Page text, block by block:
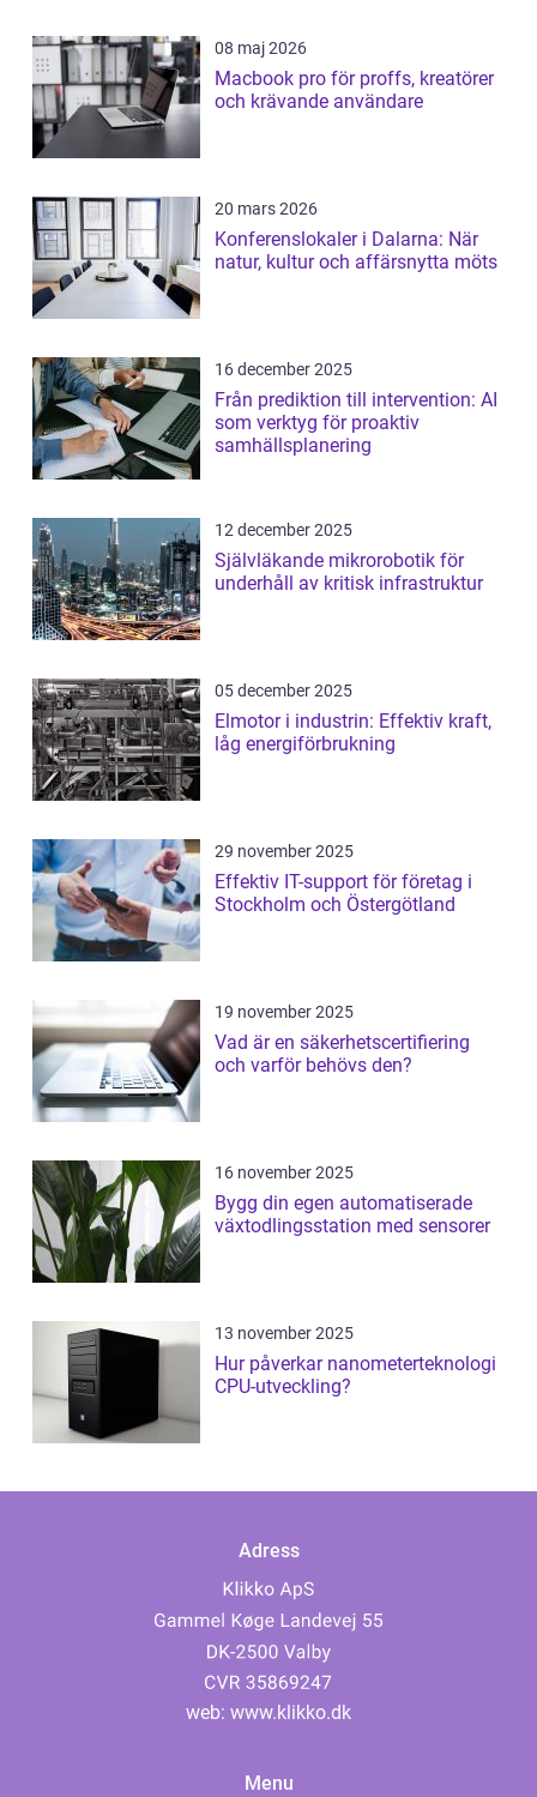
08 maj 2026
Macbook pro för proffs, kreatörer
och krävande användare
20 mars 2026
Konferenslokaler i Dalarna: När
natur, kultur och affärsnytta möts
16 december 2025
Från prediktion till intervention: AI
som verktyg för proaktiv
samhällsplanering
12 december 2025
Självläkande mikrorobotik för
underhåll av kritisk infrastruktur
05 december 2025
Elmotor i industrin: Effektiv kraft,
låg energiförbrukning
29 november 2025
Effektiv IT-support för företag i
Stockholm och Östergötland
19 november 2025
Vad är en säkerhetscertifiering
och varför behövs den?
16 november 2025
Bygg din egen automatiserade
växtodlingsstation med sensorer
13 november 2025
Hur påverkar nanometerteknologi
CPU-utveckling?
Adress
web: www.klikko.dk
Menu